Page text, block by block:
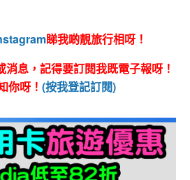
睇我啲靚旅行相呀！
息，記得要訂閱我既電子報呀！
你呀！ (按我登記訂閱)